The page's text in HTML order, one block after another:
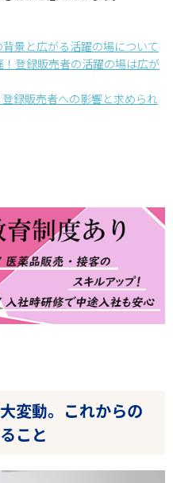
景と広がる活躍の場について
登録販売者の活躍の場は広が
録販売者への影響と求められ
変動。これからの
こと